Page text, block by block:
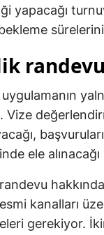
yapacağı
Vize
ele
kanalları
gerekiyor.